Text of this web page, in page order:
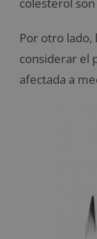
Por otro lado,
considerar el
afectada a